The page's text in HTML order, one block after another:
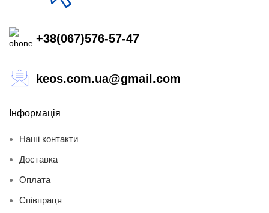
+38(067)576-57-47
keos.com.ua@gmail.com
Інформація
Наші контакти
Доставка
Оплата
Співпраця